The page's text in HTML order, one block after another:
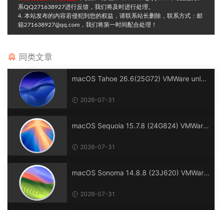
系QQ271638927进行反馈，我们将及时进行处理。
4. 本站发布的内容若侵犯到您的权益，请联系站长删除，联系方式：邮
箱271638927@qq.com，我们将第一时间配合处理！
同类文章
macOS Tahoe 26.6(25G72) VMWare unloc
锁补丁版)
2026-07-31
macOS Sequoia 15.7.8 (24G824) VMWare
ker解锁补丁版)
2026-07-31
macOS Sonoma 14.8.8 (23J620) VMWare
ker解锁补丁版)
2026-07-31